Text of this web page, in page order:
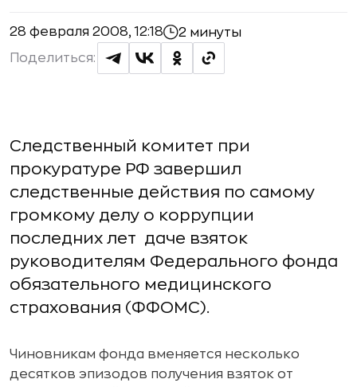
28 февраля 2008, 12:18 2 минуты
Поделиться:
Следственный комитет при
прокуратуре РФ завершил
следственные действия по самому
громкому делу о коррупции
последних лет  даче взяток
руководителям Федерального фонда
обязательного медицинского
страхования (ФФОМС).
Чиновникам фонда вменяется несколько
десятков эпизодов получения взяток от